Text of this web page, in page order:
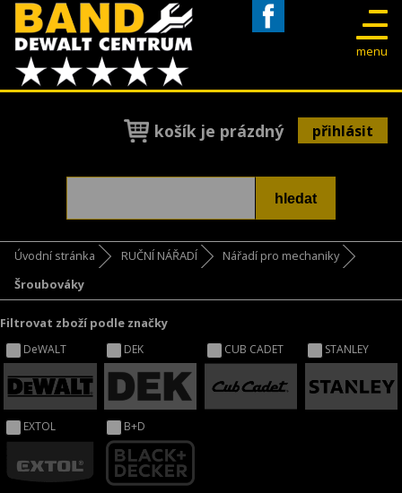
menu
košík je prázdný přihlásit
Úvodní stránka RUČNÍ NÁŘADÍ
Nářadí pro mechaniky
Šroubováky
Filtrovat zboží podle značky
DeWALT DEK CUB CADET STANLEY
EXTOL B+D